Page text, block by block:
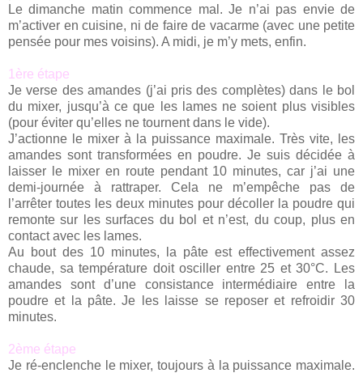
Le dimanche matin commence mal. Je n’ai pas envie de
m’activer en cuisine, ni de faire de vacarme (avec une petite
pensée pour mes voisins). A midi, je m’y mets, enfin.
1ère étape
Je verse des amandes (j’ai pris des complètes) dans le bol
du mixer, jusqu’à ce que les lames ne soient plus visibles
(pour éviter qu’elles ne tournent dans le vide).
J’actionne le mixer à la puissance maximale. Très vite, les
amandes sont transformées en poudre. Je suis décidée à
laisser le mixer en route pendant 10 minutes, car j’ai une
demi-journée à rattraper. Cela ne m’empêche pas de
l’arrêter toutes les deux minutes pour décoller la poudre qui
remonte sur les surfaces du bol et n’est, du coup, plus en
contact avec les lames.
Au bout des 10 minutes, la pâte est effectivement assez
chaude, sa température doit osciller entre 25 et 30°C. Les
amandes sont d’une consistance intermédiaire entre la
poudre et la pâte. Je les laisse se reposer et refroidir 30
minutes.
2ème étape
Je ré-enclenche le mixer, toujours à la puissance maximale.